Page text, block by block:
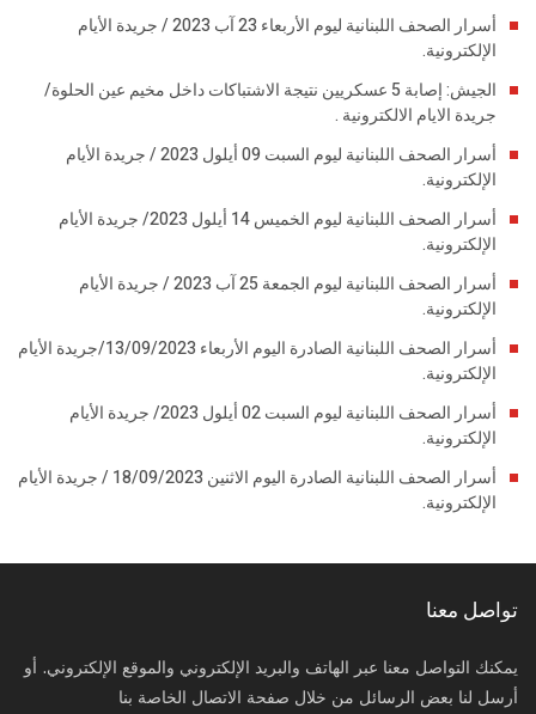
أسرار الصحف اللبنانية ليوم الأربعاء 23 آب 2023 / جريدة الأيام
الإلكترونية.
الجيش: إصابة 5 عسكريين نتيجة الاشتباكات داخل مخيم عين الحلوة/
جريدة الايام الالكترونية .
أسرار الصحف اللبنانية ليوم السبت 09 أيلول 2023 / جريدة الأيام
الإلكترونية.
أسرار الصحف اللبنانية ليوم الخميس 14 أيلول 2023/ جريدة الأيام
الإلكترونية.
أسرار الصحف اللبنانية ليوم الجمعة 25 آب 2023 / جريدة الأيام
الإلكترونية.
أسرار الصحف اللبنانية الصادرة اليوم الأربعاء 13/09/2023/جريدة الأيام
الإلكترونية.
أسرار الصحف اللبنانية ليوم السبت 02 أيلول 2023/ جريدة الأيام
الإلكترونية.
أسرار الصحف اللبنانية الصادرة اليوم الاثنين 18/09/2023 / جريدة الأيام
الإلكترونية.
تواصل معنا
يمكنك التواصل معنا عبر الهاتف والبريد الإلكتروني والموقع الإلكتروني. أو
أرسل لنا بعض الرسائل من خلال صفحة الاتصال الخاصة بنا